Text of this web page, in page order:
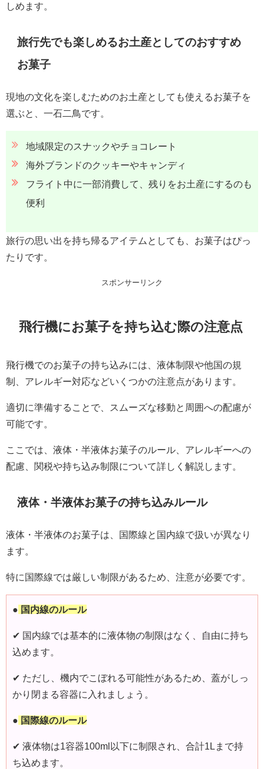
しめます。
旅行先でも楽しめるお土産としてのおすすめ
お菓子
現地の文化を楽しむためのお土産としても使えるお菓子を
選ぶと、一石二鳥です。
地域限定のスナックやチョコレート
海外ブランドのクッキーやキャンディ
フライト中に一部消費して、残りをお土産にするのも
便利
旅行の思い出を持ち帰るアイテムとしても、お菓子はぴっ
たりです。
スポンサーリンク
飛行機にお菓子を持ち込む際の注意点
飛行機でのお菓子の持ち込みには、液体制限や他国の規
制、アレルギー対応などいくつかの注意点があります。
適切に準備することで、スムーズな移動と周囲への配慮が
可能です。
ここでは、液体・半液体お菓子のルール、アレルギーへの
配慮、関税や持ち込み制限について詳しく解説します。
液体・半液体お菓子の持ち込みルール
液体・半液体のお菓子は、国際線と国内線で扱いが異なり
ます。
特に国際線では厳しい制限があるため、注意が必要です。
● 国内線のルール
✔ 国内線では基本的に液体物の制限はなく、自由に持ち
込めます。
✔ ただし、機内でこぼれる可能性があるため、蓋がしっ
かり閉まる容器に入れましょう。
● 国際線のルール
✔ 液体物は1容器100ml以下に制限され、合計1Lまで持
ち込めます。